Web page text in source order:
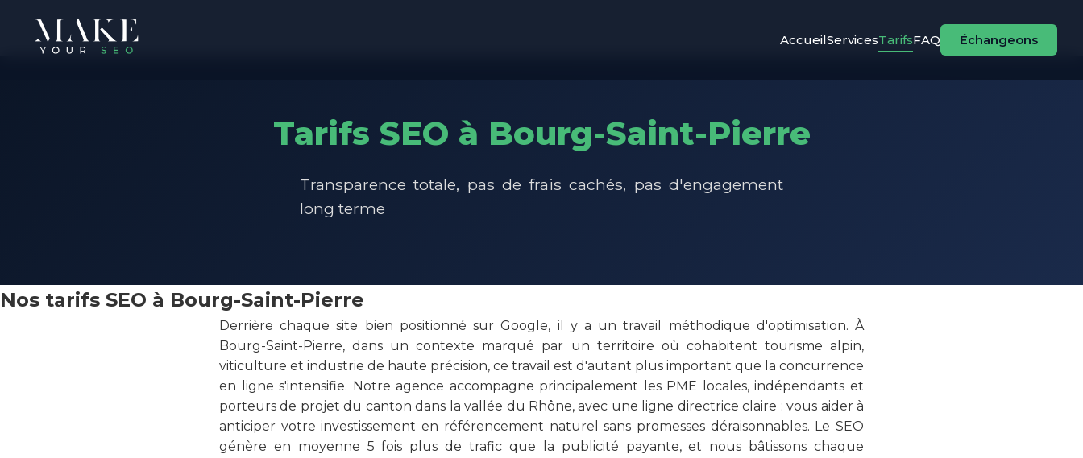
AccueilServicesTarifsFAQ Échangeons
Tarifs SEO à Bourg-Saint-Pierre
Transparence totale, pas de frais cachés, pas d'engagement
long terme
Nos tarifs SEO à Bourg-Saint-Pierre
Derrière chaque site bien positionné sur Google, il y a un travail méthodique d'optimisation. À
Bourg-Saint-Pierre, dans un contexte marqué par un territoire où cohabitent tourisme alpin,
viticulture et industrie de haute précision, ce travail est d'autant plus important que la concurrence
en ligne s'intensifie. Notre agence accompagne principalement les PME locales, indépendants et
porteurs de projet du canton dans la vallée du Rhône, avec une ligne directrice claire : vous aider à
anticiper votre investissement en référencement naturel sans promesses déraisonnables. Le SEO
génère en moyenne 5 fois plus de trafic que la publicité payante, et nous bâtissons chaque